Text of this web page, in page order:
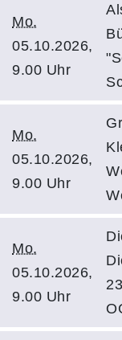
Mo.
05.10.2026,
9.00 Uhr
Mo.
05.10.2026,
9.00 Uhr
Mo.
05.10.2026,
9.00 Uhr